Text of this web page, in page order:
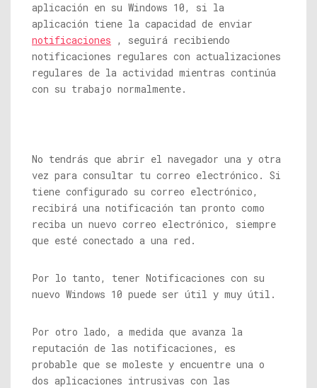
aplicación en su Windows 10, si la
aplicación tiene la capacidad de enviar
notificaciones , seguirá recibiendo
notificaciones regulares con actualizaciones
regulares de la actividad mientras continúa
con su trabajo normalmente.
No tendrás que abrir el navegador una y otra
vez para consultar tu correo electrónico. Si
tiene configurado su correo electrónico,
recibirá una notificación tan pronto como
reciba un nuevo correo electrónico, siempre
que esté conectado a una red.
Por lo tanto, tener Notificaciones con su
nuevo Windows 10 puede ser útil y muy útil.
Por otro lado, a medida que avanza la
reputación de las notificaciones, es
probable que se moleste y encuentre una o
dos aplicaciones intrusivas con las